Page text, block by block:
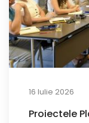
16 Iulie 2026
Proiectele